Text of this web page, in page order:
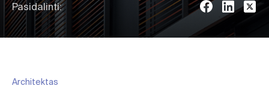
Pasidalinti:
Architektas